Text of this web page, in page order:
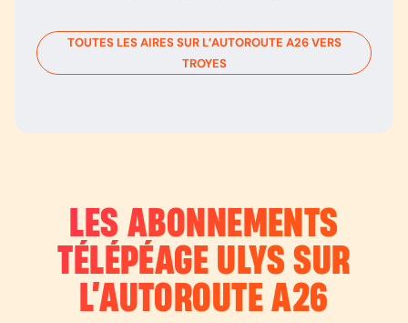
TOUTES LES AIRES SUR L’AUTOROUTE A26VERS
TROYES
LES ABONNEMENTS
TÉLÉPÉAGE ULYS SUR
L’AUTOROUTEA26